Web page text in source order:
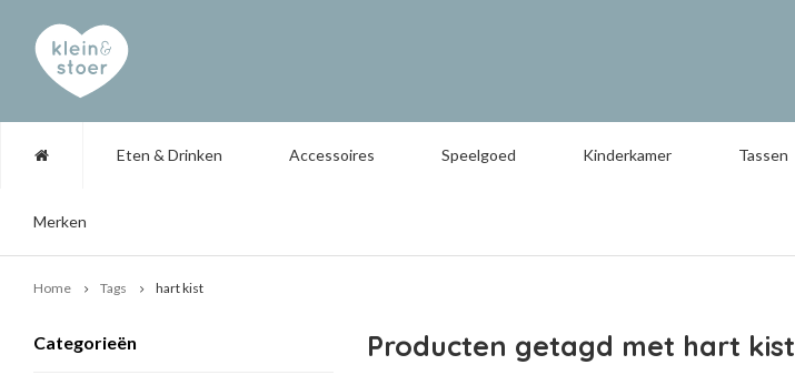
Eten & Drinken Accessoires Speelgoed Kinderkamer Tassen
Merken
Home Tags hart kist
Categorieën Producten getagd met hart kist